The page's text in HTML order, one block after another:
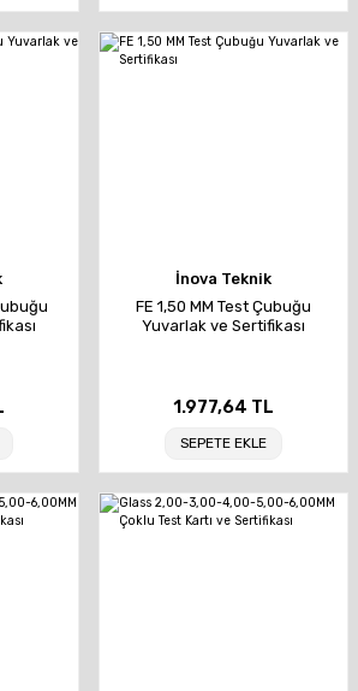
İnova Teknik
FE 1,50 MM Test Çubuğu
Yuvarlak ve Sertifikası
1.977,64 TL
SEPETE EKLE